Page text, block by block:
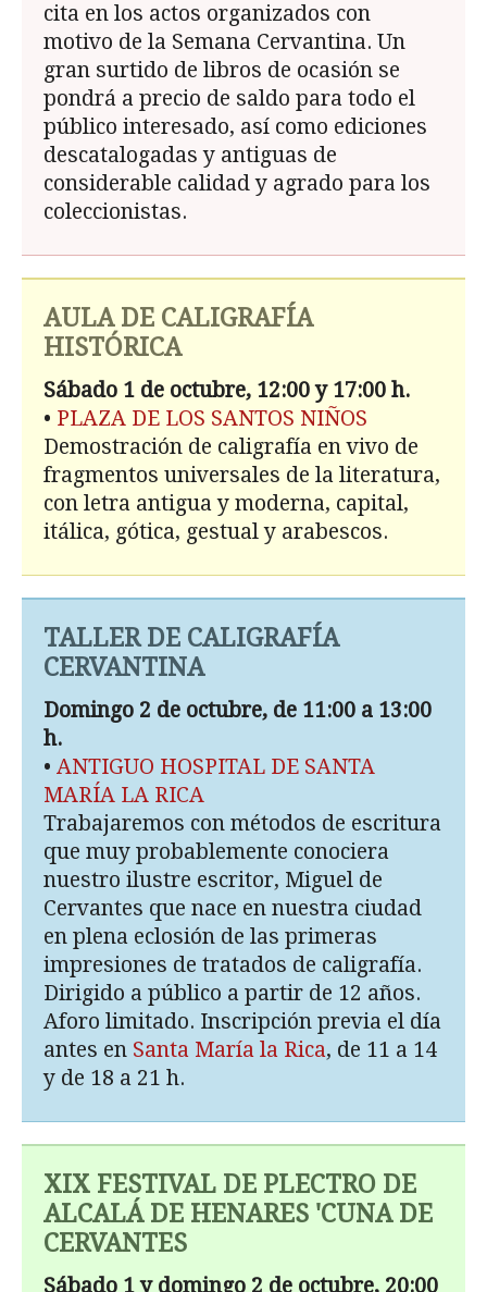
cita en los actos organizados con
motivo de la Semana Cervantina. Un
gran surtido de libros de ocasión se
pondrá a precio de saldo para todo el
público interesado, así como ediciones
descatalogadas y antiguas de
considerable calidad y agrado para los
coleccionistas.
AULA DE CALIGRAFÍA
HISTÓRICA
Sábado 1 de octubre, 12:00 y 17:00 h.
• PLAZA DE LOS SANTOS NIÑOS
Demostración de caligrafía en vivo de
fragmentos universales de la literatura,
con letra antigua y moderna, capital,
itálica, gótica, gestual y arabescos.
TALLER DE CALIGRAFÍA
CERVANTINA
Domingo 2 de octubre, de 11:00 a 13:00
h.
• ANTIGUO HOSPITAL DE SANTA
MARÍA LA RICA
Trabajaremos con métodos de escritura
que muy probablemente conociera
nuestro ilustre escritor, Miguel de
Cervantes que nace en nuestra ciudad
en plena eclosión de las primeras
impresiones de tratados de caligrafía.
Dirigido a público a partir de 12 años.
Aforo limitado. Inscripción previa el día
antes en Santa María la Rica, de 11 a 14
y de 18 a 21 h.
XIX FESTIVAL DE PLECTRO DE
ALCALÁ DE HENARES 'CUNA DE
CERVANTES
Sábado 1 y domingo 2 de octubre, 20:00